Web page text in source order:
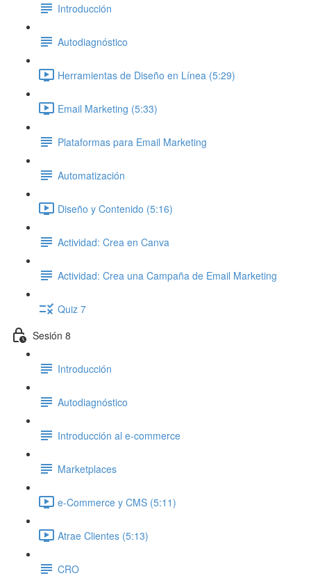
Introducción
Autodiagnóstico
Herramientas de Diseño en Línea (5:29)
Email Marketing (5:33)
Plataformas para Email Marketing
Automatización
Diseño y Contenido (5:16)
Actividad: Crea en Canva
Actividad: Crea una Campaña de Email Marketing
Quiz 7
Sesión 8
Introducción
Autodiagnóstico
Introducción al e-commerce
Marketplaces
e-Commerce y CMS (5:11)
Atrae Clientes (5:13)
CRO